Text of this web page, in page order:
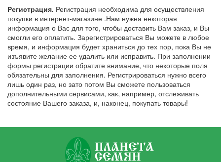
Регистрация. Регистрация необходима для осуществления
покупки в интернет-магазине .Нам нужна некоторая
информация о Вас для того, чтобы доставить Вам заказ, и Вы
смогли его оплатить. Зарегистрироваться Вы можете в любое
время, и информация будет храниться до тех пор, пока Вы не
изъявите желание ее удалить или исправить. При заполнении
формы регистрации обратите внимание, что некоторые поля
обязательны для заполнения. Регистрироваться нужно всего
лишь один раз, но зато потом Вы сможете пользоваться
дополнительными сервисами, как, например, отслеживать
состояние Вашего заказа, и, наконец, покупать товары!